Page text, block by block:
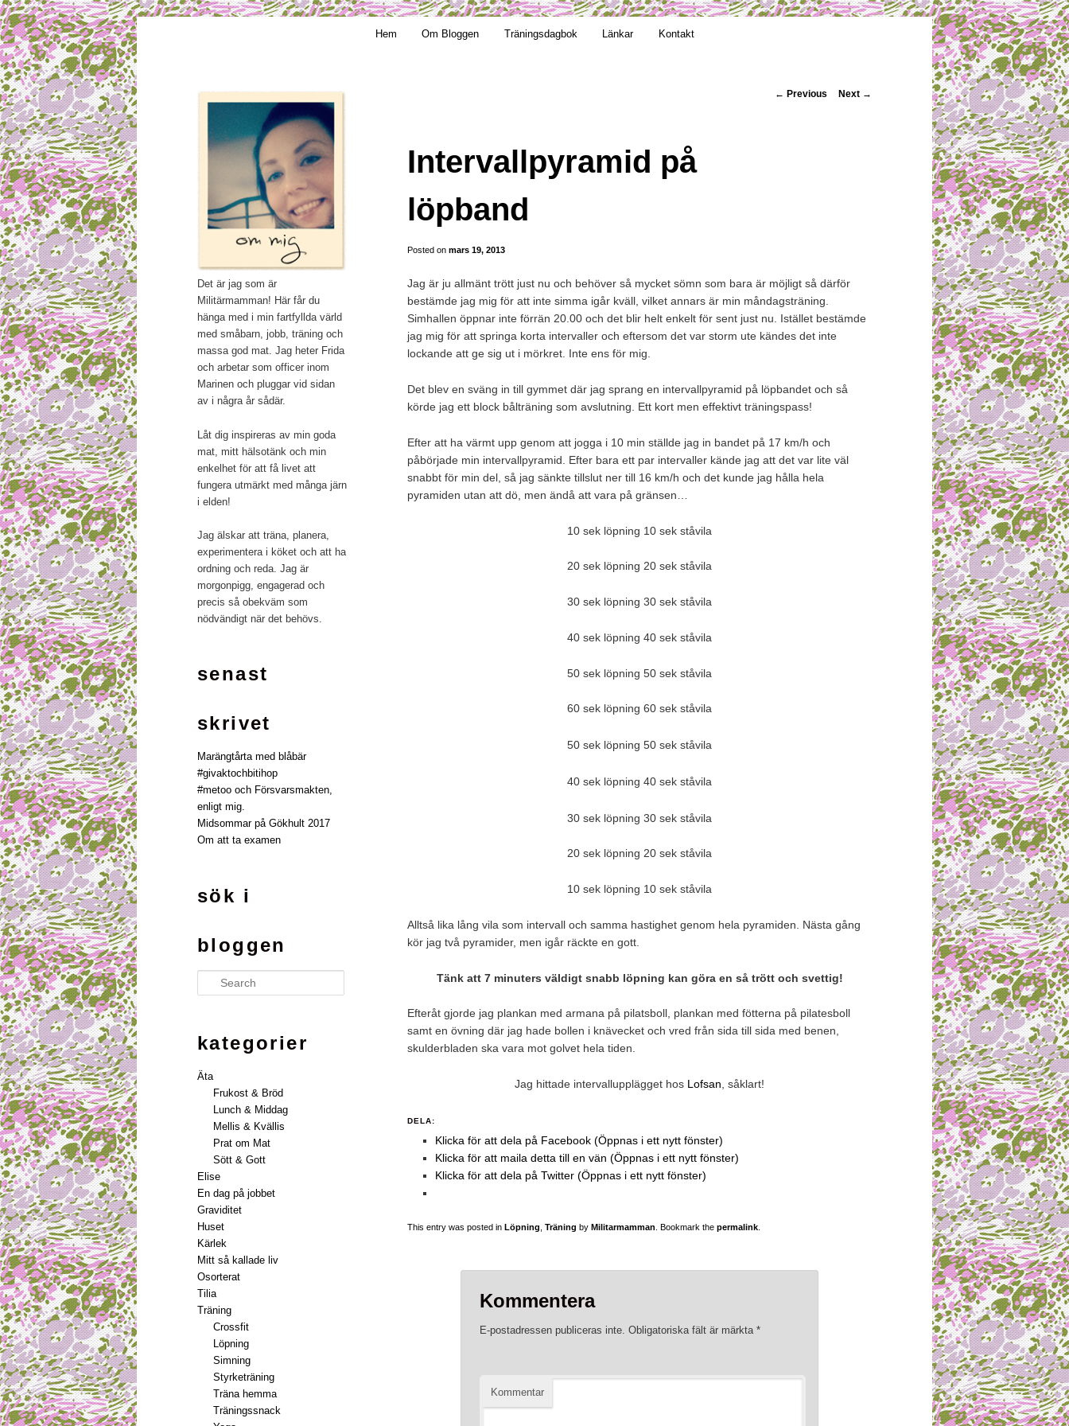
Mamma, militär och märkbart obekväm
Hem Om Bloggen Träningsdagbok Länkar Kontakt
Post navigation
← Previous Next →
Intervallpyramid på
löpband
Posted on mars 19, 2013
Jag är ju allmänt trött just nu och behöver så mycket sömn som bara är möjligt så därför
bestämde jag mig för att inte simma igår kväll, vilket annars är min måndagsträning.
Simhallen öppnar inte förrän 20.00 och det blir helt enkelt för sent just nu. Istället bestämde
jag mig för att springa korta intervaller och eftersom det var storm ute kändes det inte
lockande att ge sig ut i mörkret. Inte ens för mig.
Det blev en sväng in till gymmet där jag sprang en intervallpyramid på löpbandet och så
körde jag ett block bålträning som avslutning. Ett kort men effektivt träningspass!
Efter att ha värmt upp genom att jogga i 10 min ställde jag in bandet på 17 km/h och
påbörjade min intervallpyramid. Efter bara ett par intervaller kände jag att det var lite väl
snabbt för min del, så jag sänkte tillslut ner till 16 km/h och det kunde jag hålla hela
pyramiden utan att dö, men ändå att vara på gränsen…
10 sek löpning 10 sek ståvila
20 sek löpning 20 sek ståvila
30 sek löpning 30 sek ståvila
40 sek löpning 40 sek ståvila
50 sek löpning 50 sek ståvila
60 sek löpning 60 sek ståvila
50 sek löpning 50 sek ståvila
40 sek löpning 40 sek ståvila
30 sek löpning 30 sek ståvila
20 sek löpning 20 sek ståvila
10 sek löpning 10 sek ståvila
Alltså lika lång vila som intervall och samma hastighet genom hela pyramiden. Nästa gång
kör jag två pyramider, men igår räckte en gott.
Tänk att 7 minuters väldigt snabb löpning kan göra en så trött och svettig!
Efteråt gjorde jag plankan med armana på pilatsboll, plankan med fötterna på pilatesboll
samt en övning där jag hade bollen i knävecket och vred från sida till sida med benen,
skulderbladen ska vara mot golvet hela tiden.
Jag hittade intervallupplägget hos Lofsan , såklart!
DELA:
Klicka för att dela på Facebook (Öppnas i ett nytt fönster)
Klicka för att maila detta till en vän (Öppnas i ett nytt fönster)
Klicka för att dela på Twitter (Öppnas i ett nytt fönster)
This entry was posted in Löpning Träning by Militarmamman . Bookmark the permalink
Kommentera
E-postadressen publiceras inte. Obligatoriska fält är märkta *
Kommentar
Det är jag som är
Militärmamman! Här får du
hänga med i min fartfyllda värld
med småbarn, jobb, träning och
massa god mat. Jag heter Frida
och arbetar som officer inom
Marinen och pluggar vid sidan
av i några år sådär.
Låt dig inspireras av min goda
mat, mitt hälsotänk och min
enkelhet för att få livet att
fungera utmärkt med många järn
i elden!
Jag älskar att träna, planera,
experimentera i köket och att ha
ordning och reda. Jag är
morgonpigg, engagerad och
precis så obekväm som
nödvändigt när det behövs.
senast
skrivet
Marängtårta med blåbär
#givaktochbitihop
#metoo och Försvarsmakten,
enligt mig.
Midsommar på Gökhult 2017
Om att ta examen
sök i
bloggen
Search
kategorier
Äta
Frukost & Bröd
Lunch & Middag
Mellis & Kvällis
Prat om Mat
Sött & Gott
Elise
En dag på jobbet
Graviditet
Huset
Kärlek
Mitt så kallade liv
Osorterat
Tilia
Träning
Crossfit
Löpning
Simning
Styrketräning
Träna hemma
Träningssnack